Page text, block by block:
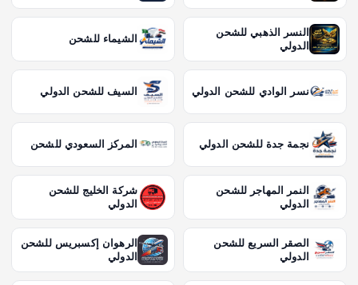
النسر الذهبي للشحن
الدولي
الشيماء للشحن
نسر الوادي للشحن الدولي السيف للشحن الدولي
نجمة جدة للشحن الدولي المركز السعودي للشحن
النمر المهاجر للشحن
الدولي
شركة الخليج للشحن
الدولي
الصقر السريع للشحن
الدولي
الرهوان إكسبريس للشحن
الدولي